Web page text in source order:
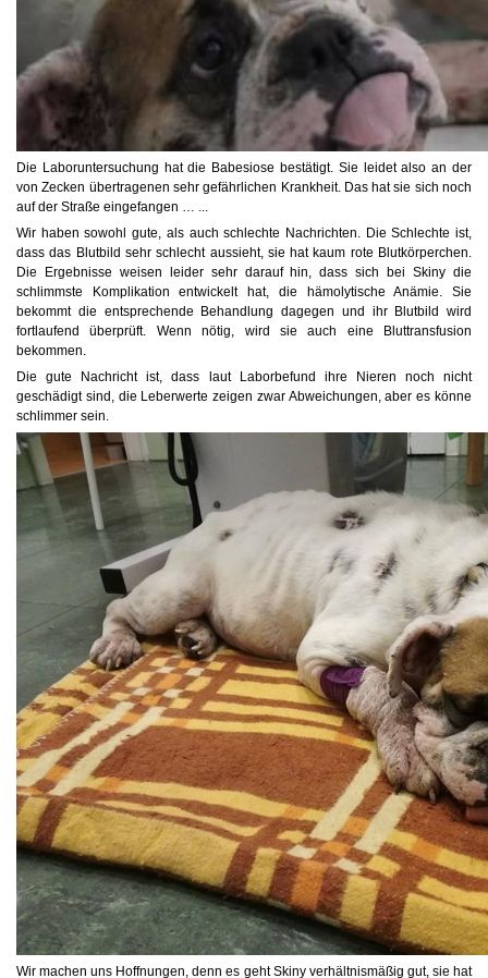
Die Laboruntersuchung hat die Babesiose bestätigt. Sie leidet also an der
von Zecken übertragenen sehr gefährlichen Krankheit. Das hat sie sich noch
auf der Straße eingefangen … ...
Wir haben sowohl gute, als auch schlechte Nachrichten. Die Schlechte ist,
dass das Blutbild sehr schlecht aussieht, sie hat kaum rote Blutkörperchen.
Die Ergebnisse weisen leider sehr darauf hin, dass sich bei Skiny die
schlimmste Komplikation entwickelt hat, die hämolytische Anämie. Sie
bekommt die entsprechende Behandlung dagegen und ihr Blutbild wird
fortlaufend überprüft. Wenn nötig, wird sie auch eine Bluttransfusion
bekommen.
Die gute Nachricht ist, dass laut Laborbefund ihre Nieren noch nicht
geschädigt sind, die Leberwerte zeigen zwar Abweichungen, aber es könne
schlimmer sein.
Wir machen uns Hoffnungen, denn es geht Skiny verhältnismäßig gut, sie hat